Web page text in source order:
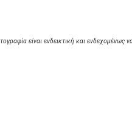
είναι ενδεικτική και ενδεχομένως